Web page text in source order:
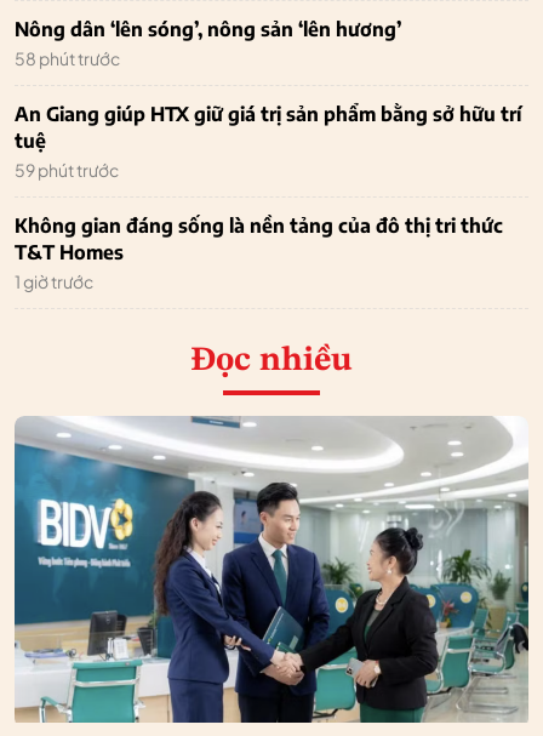
Nông dân ‘lên sóng’, nông sản ‘lên hương’
58 phút trước
An Giang giúp HTX giữ giá trị sản phẩm bằng sở hữu trí
tuệ
59 phút trước
Không gian đáng sống là nền tảng của đô thị tri thức
T&T Homes
1 giờ trước
Đọc nhiều